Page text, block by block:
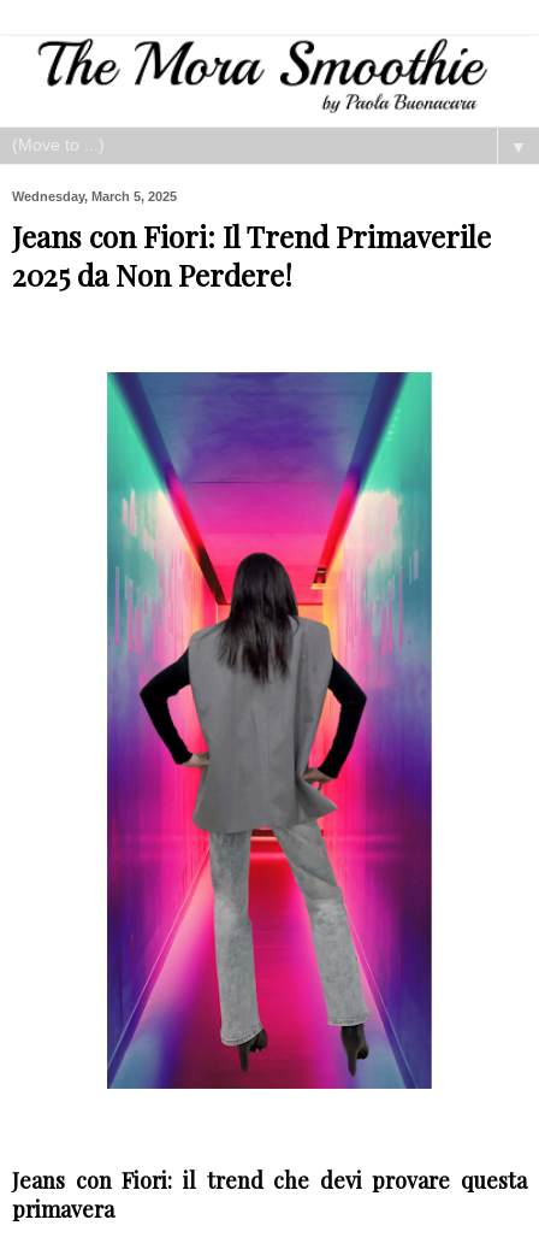
▼
Wednesday, March 5, 2025
Jeans con Fiori: Il Trend Primaverile
2025 da Non Perdere!
Jeans con Fiori: il trend che devi provare questa
primavera